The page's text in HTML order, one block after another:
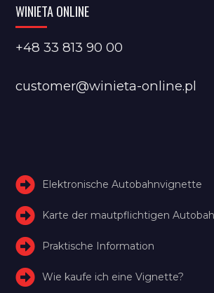
WINIETA ONLINE
+48 33 813 90 00
customer@winieta-online.pl
Elektronische Autobahnvignette
Karte der mautpflichtigen
Praktische Information
Wie kaufe ich eine Vignette?